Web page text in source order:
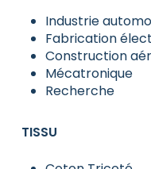
Industrie
Fabrication
Construction
Mécatronique
Recherche
TISSU